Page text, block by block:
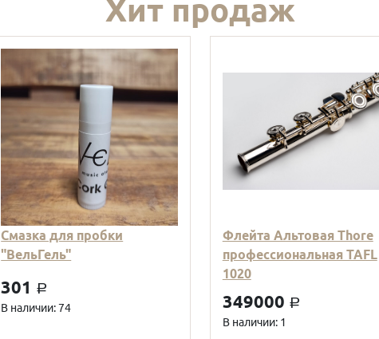
Хит продаж
Смазка для пробки
"ВельГель"
301 a
В наличии: 74
Флейта Альтовая Thore
профессиональная TAFL
1020
349000 a
В наличии: 1